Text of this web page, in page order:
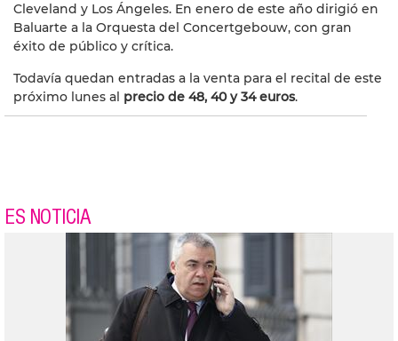
Cleveland y Los Ángeles. En enero de este año dirigió en
Baluarte a la Orquesta del Concertgebouw, con gran
éxito de público y crítica.
Todavía quedan entradas a la venta para el recital de este
próximo lunes al precio de 48, 40 y 34 euros.
ES NOTICIA